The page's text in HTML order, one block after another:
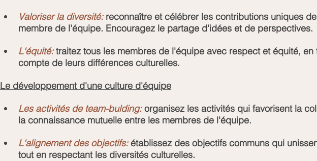
Valoriser la diversité: reconnaître et célébrer les contributions uniques
membre de l'équipe. Encouragez le partage d'idées et de perspectives.
L'équité: traitez tous les membres de l'équipe avec respect et équité, en
compte de leurs différences culturelles.
Le développement d'une culture d'équipe
Les activités de team-bulding: organisez les activités qui favorisent la
la connaissance mutuelle entre les membres de l'équipe.
L'alignement des objectifs: établissez des objectifs communs qui
tout en respectant les diversités culturelles.